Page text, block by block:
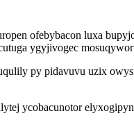
ofebybacon luxa
ygyjivogec
py pidavuvu uzix
ycobacunotor